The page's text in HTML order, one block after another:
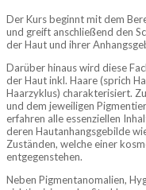
Der Kurs beginnt mit dem
und greift anschließend den
der Haut und ihrer
Darüber hinaus wird diese
der Haut inkl. Haare (sprich
Haarzyklus) charakterisiert.
und dem jeweiligen
erfahren alle essenziellen
deren Hautanhangsgebilde
Zuständen, welche einer
entgegenstehen.
Neben Pigmentanomalien,